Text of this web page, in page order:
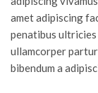
amet adipiscing
penatibus
ullamcorper
bibendum a